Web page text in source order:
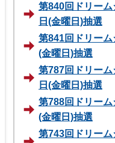
第840回ドリー
日(金曜日)抽選
第841回ドリーム
(金曜日)抽選
第787回ドリー
日(金曜日)抽選
第788回ドリーム
(金曜日)抽選
第743回ドリー